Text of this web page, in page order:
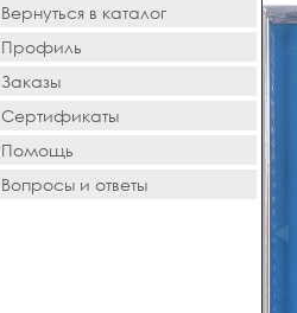
Вернуться в каталог
Профиль
Заказы
Сертификаты
Помощь
Вопросы и ответы